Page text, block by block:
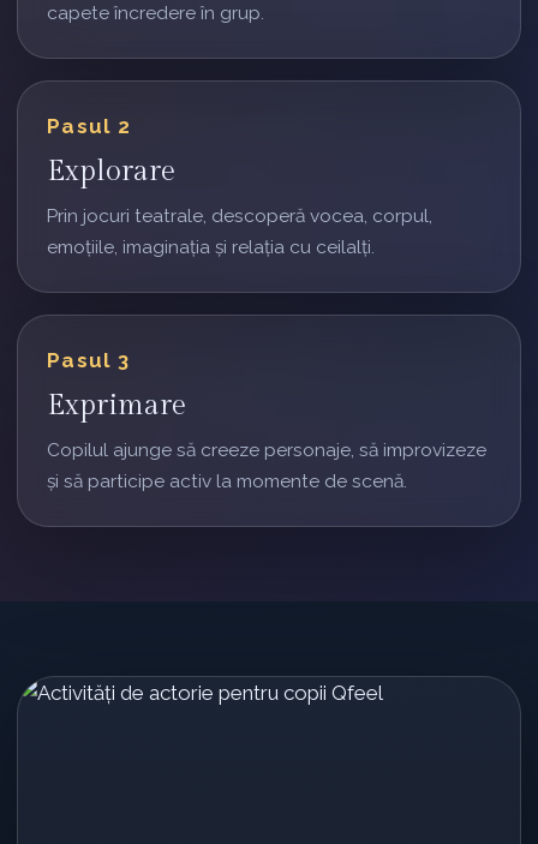
capete încredere în grup.
Pasul 2
Explorare
Prin jocuri teatrale, descoperă vocea, corpul,
emoțiile, imaginația și relația cu ceilalți.
Pasul 3
Exprimare
Copilul ajunge să creeze personaje, să improvizeze
și să participe activ la momente de scenă.